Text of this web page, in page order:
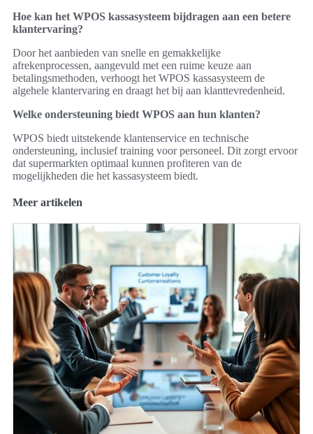
Hoe kan het WPOS kassasysteem bijdragen aan een betere
klantervaring?
Door het aanbieden van snelle en gemakkelijke
afrekenprocessen, aangevuld met een ruime keuze aan
betalingsmethoden, verhoogt het WPOS kassasysteem de
algehele klantervaring en draagt het bij aan klanttevredenheid.
Welke ondersteuning biedt WPOS aan hun klanten?
WPOS biedt uitstekende klantenservice en technische
ondersteuning, inclusief training voor personeel. Dit zorgt ervoor
dat supermarkten optimaal kunnen profiteren van de
mogelijkheden die het kassasysteem biedt.
Meer artikelen